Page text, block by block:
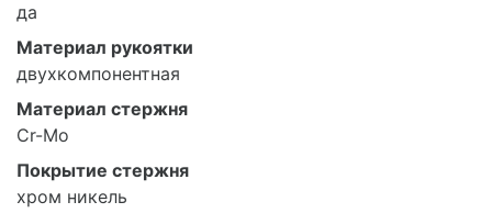
да
Материал рукоятки
двухкомпонентная
Материал стержня
Cr-Mo
Покрытие стержня
хром никель